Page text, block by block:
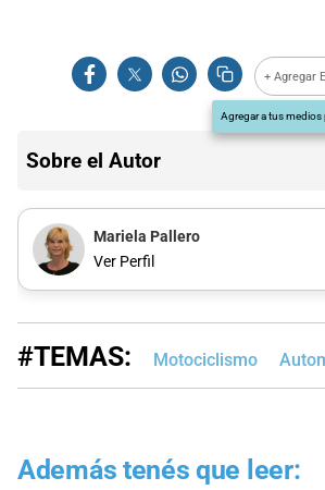
+ Agregar
Agregar a tus medios
Sobre el Autor
Mariela Pallero
Ver Perfil
#TEMAS: Motociclismo
Además tenés que leer: